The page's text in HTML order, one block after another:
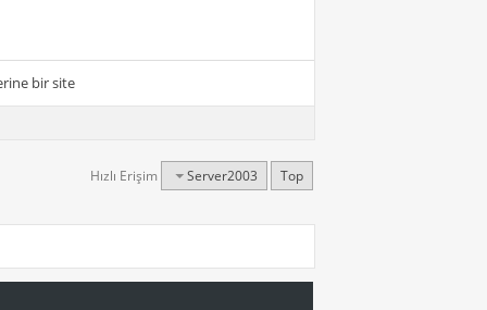
bir site
Hızlı Erişim Server2003 Top